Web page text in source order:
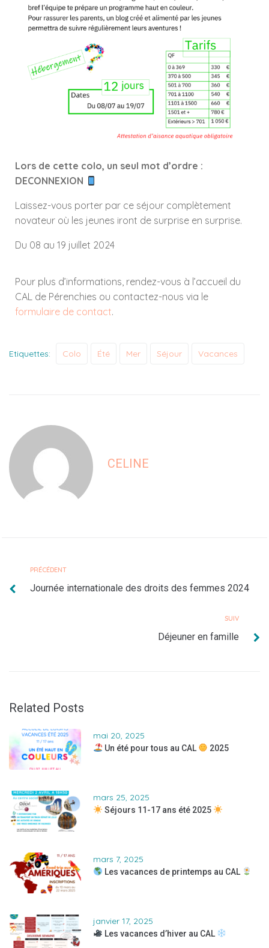
Lors de cette colo, un seul mot d’ordre :
DECONNEXION
Laissez-vous porter par ce séjour complètement
novateur où les jeunes iront de surprise en surprise.
Du 08 au 19 juillet 2024
Pour plus d’informations, rendez-vous à l’accueil du
CAL de Pérenchies ou contactez-nous via le
formulaire de contact.
Etiquettes: Colo Été Mer Séjour Vacances
CELINE
PRÉCÉDENT
Journée internationale des droits des femmes 2024
SUIV
Déjeuner en famille
Related Posts
mai 20, 2025
Un été pour tous au CAL 2025
mars 25, 2025
Séjours 11-17 ans été 2025
mars 7, 2025
Les vacances de printemps au CAL
janvier 17, 2025
Les vacances d’hiver au CAL